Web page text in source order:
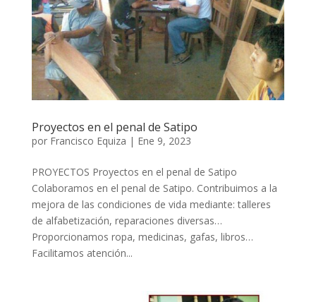
Proyectos en el penal de Satipo
por Francisco Equiza | Ene 9, 2023
PROYECTOS Proyectos en el penal de Satipo
Colaboramos en el penal de Satipo. Contribuimos a la
mejora de las condiciones de vida mediante: talleres
de alfabetización, reparaciones diversas…
Proporcionamos ropa, medicinas, gafas, libros…
Facilitamos atención...